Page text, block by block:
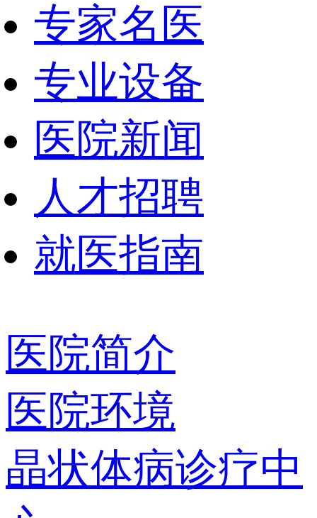
专家名医
专业设备
医院新闻
人才招聘
就医指南
医院简介
医院环境
晶状体病诊疗中